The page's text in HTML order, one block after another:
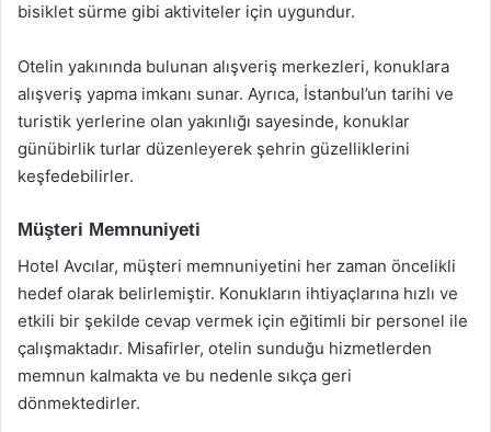
bisiklet sürme gibi aktiviteler için uygundur.
Otelin yakınında bulunan alışveriş merkezleri, konuklara
alışveriş yapma imkanı sunar. Ayrıca, İstanbul’un tarihi ve
turistik yerlerine olan yakınlığı sayesinde, konuklar
günübirlik turlar düzenleyerek şehrin güzelliklerini
keşfedebilirler.
Müşteri Memnuniyeti
Hotel Avcılar, müşteri memnuniyetini her zaman öncelikli
hedef olarak belirlemiştir. Konukların ihtiyaçlarına hızlı ve
etkili bir şekilde cevap vermek için eğitimli bir personel ile
çalışmaktadır. Misafirler, otelin sunduğu hizmetlerden
memnun kalmakta ve bu nedenle sıkça geri
dönmektedirler.